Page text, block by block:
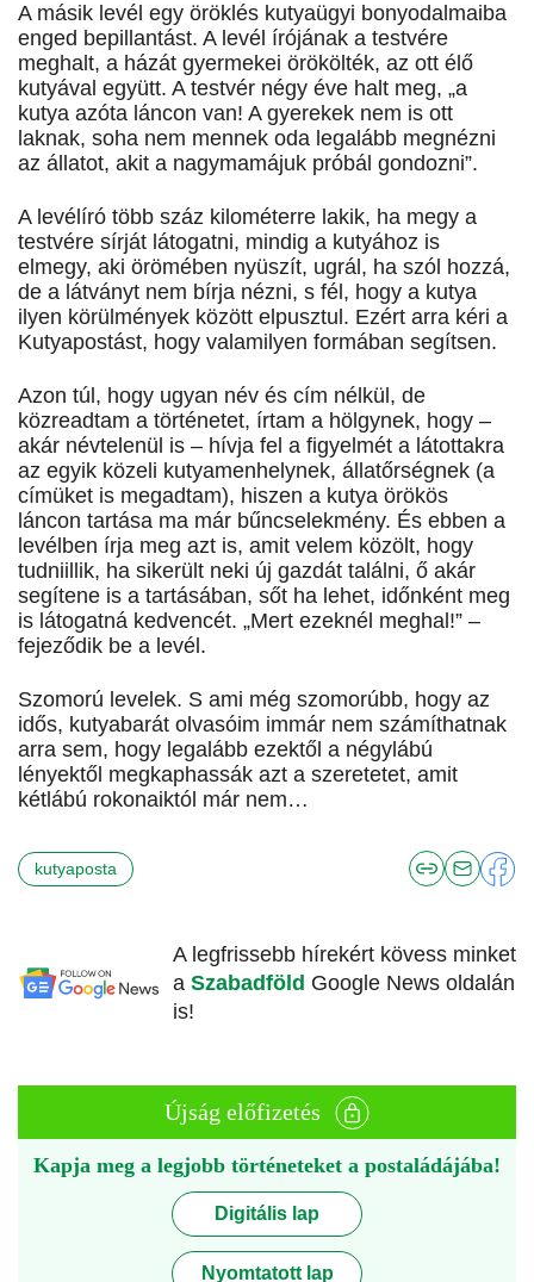
A másik levél egy öröklés kutyaügyi bonyodalmaiba
enged bepillantást. A levél írójának a testvére
meghalt, a házát gyermekei örökölték, az ott élő
kutyával együtt. A testvér négy éve halt meg, „a
kutya azóta láncon van! A gyerekek nem is ott
laknak, soha nem mennek oda legalább megnézni
az állatot, akit a nagymamájuk próbál gondozni”.
A levélíró több száz kilométerre lakik, ha megy a
testvére sírját látogatni, mindig a kutyához is
elmegy, aki örömében nyüszít, ugrál, ha szól hozzá,
de a látványt nem bírja nézni, s fél, hogy a kutya
ilyen körülmények között elpusztul. Ezért arra kéri a
Kutyapostást, hogy valamilyen formában segítsen.
Azon túl, hogy ugyan név és cím nélkül, de
közreadtam a történetet, írtam a hölgynek, hogy –
akár névtelenül is – hívja fel a figyelmét a látottakra
az egyik közeli kutyamenhelynek, állatőrségnek (a
címüket is megadtam), hiszen a kutya örökös
láncon tartása ma már bűncselekmény. És ebben a
levélben írja meg azt is, amit velem közölt, hogy
tudniillik, ha sikerült neki új gazdát találni, ő akár
segítene is a tartásában, sőt ha lehet, időnként meg
is látogatná kedvencét. „Mert ezeknél meghal!” –
fejeződik be a levél.
Szomorú levelek. S ami még szomorúbb, hogy az
idős, kutyabarát olvasóim immár nem számíthatnak
arra sem, hogy legalább ezektől a négylábú
lényektől megkaphassák azt a szeretetet, amit
kétlábú rokonaiktól már nem…
kutyaposta
A legfrissebb hírekért kövess minket
a Szabadföld Google News oldalán
is!
Újság előfizetés
Kapja meg a legjobb történeteket a postaládájába!
Digitális lap
Nyomtatott lap